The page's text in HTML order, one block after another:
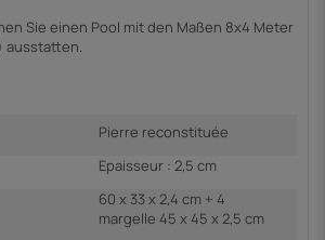
Sie einen Pool mit den Maßen 8x4 Meter
ausstatten.
Pierre reconstituée
Epaisseur : 2,5 cm
60 x 33 x 2,4 cm + 4
margelle 45 x 45 x 2,5 cm